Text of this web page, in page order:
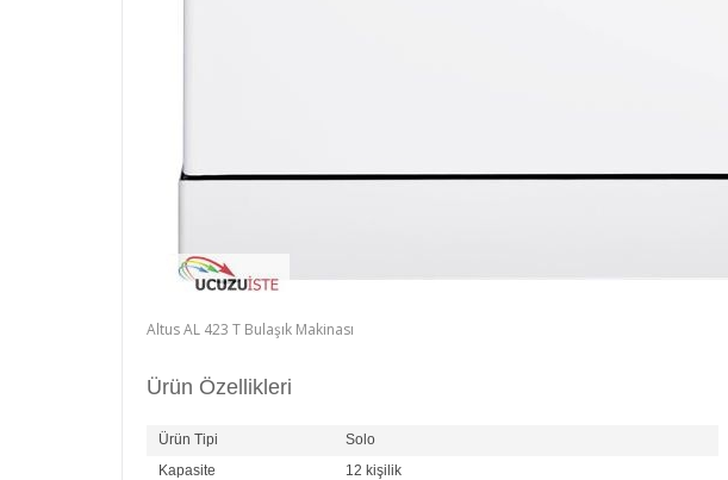
Altus AL 423 T Bulaşık Makinası
Ürün Özellikleri
Ürün Tipi
Solo
Kapasite
12 kişilik